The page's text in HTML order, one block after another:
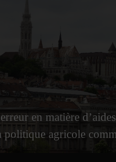
en matière
politique agricole